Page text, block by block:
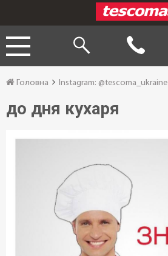
Головна Instagram: @tescoma_ukraine
до дня кухаря